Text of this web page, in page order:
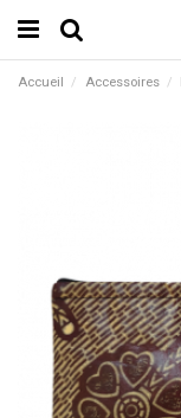
Accueil Accessoires